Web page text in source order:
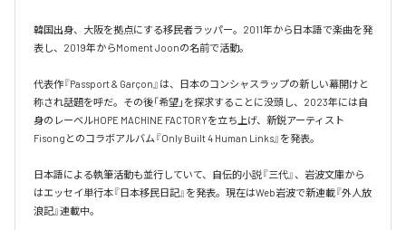
韓国出身、大阪を拠点にする移民者ラッパー。2011年から日本語で楽曲を発
表し、2019年からMoment Joonの名前で活動。
代表作『Passport & Garçon』は、日本のコンシャスラップの新しい幕開けと
称され話題を呼だ。その後「希望」を探求することに没頭し、2023年には自
身のレーベルHOPE MACHINE FACTORYを立ち上げ、新鋭アーティスト
Fisongとのコラボアルバム『Only Built 4 Human Links』を発表。
日本語による執筆活動も並行していて、自伝的小説『三代』、岩波文庫から
はエッセイ単行本『日本移民日記』を発表。現在はWeb岩波で新連載『外人放
浪記』連載中。